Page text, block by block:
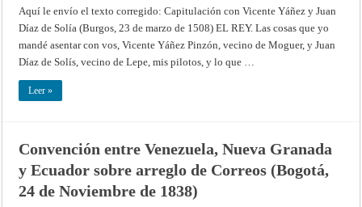
con
Vicente
Yáñez
y
Juan
Aquí le envío el texto corregido: Capitulación con Vicente Yáñez y Juan
Díaz de Solía (Burgos, 23 de marzo de 1508) EL REY. Las cosas que yo
mandé asentar con vos, Vicente Yáñez Pinzón, vecino de Moguer, y Juan
Díaz de Solís, vecino de Lepe, mis pilotos, y lo que …
Leer »
Convención entre Venezuela, Nueva Granada
y Ecuador sobre arreglo de Correos (Bogotá,
24 de Noviembre de 1838)